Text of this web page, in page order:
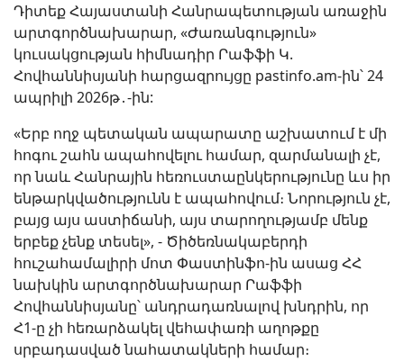
Դիտեք Հայաստանի Հանրապետության առաջին
արտգործնախարար, «Ժառանգություն»
կուսակցության հիմնադիր Րաֆֆի Կ.
Հովհաննիսյանի հարցազրույցը pastinfo.am-ին՝ 24
ապրիլի 2026թ․-ին:
«Երբ ողջ պետական ապարատը աշխատում է մի
հոգու շահն ապահովելու համար, զարմանալի չէ,
որ նաև Հանրային հեռուստաընկերությունը ևս իր
ենթարկվածությունն է ապահովում։ Նորություն չէ,
բայց այս աստիճանի, այս տարողությամբ մենք
երբեք չենք տեսել», - Ծիծեռնակաբերդի
հուշահամալիրի մոտ Փաստինֆո-ին ասաց ՀՀ
նախկին արտգործնախարար Րաֆֆի
Հովհաննիսյանը՝ անդրադառնալով խնդրին, որ
Հ1-ը չի հեռարձակել վեհափառի աղոթքը
սրբադասված նահատակների համար։